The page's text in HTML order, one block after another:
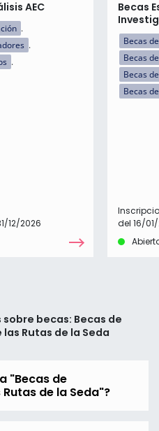
AEC
12/2026
Becas
Becas
Becas
Becas
Becas
del 16/
becas: Becas de
Rutas de la Seda
"Becas de
de la Seda"?